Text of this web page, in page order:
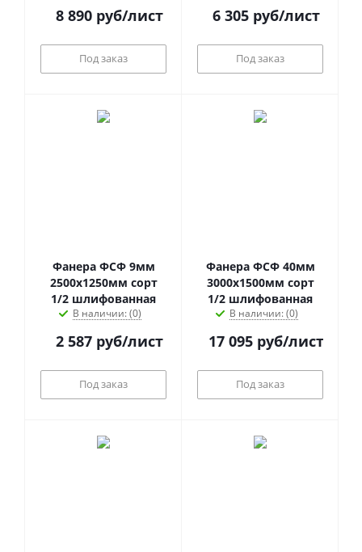
8 890руб/лист
Под заказ
6 305руб/лист
Под заказ
Фанера ФСФ 9мм
2500х1250мм сорт
1/2 шлифованная
В наличии: (0)
2 587руб/лист
Под заказ
Фанера ФСФ 40мм
3000х1500мм сорт
1/2 шлифованная
В наличии: (0)
17 095руб/лист
Под заказ